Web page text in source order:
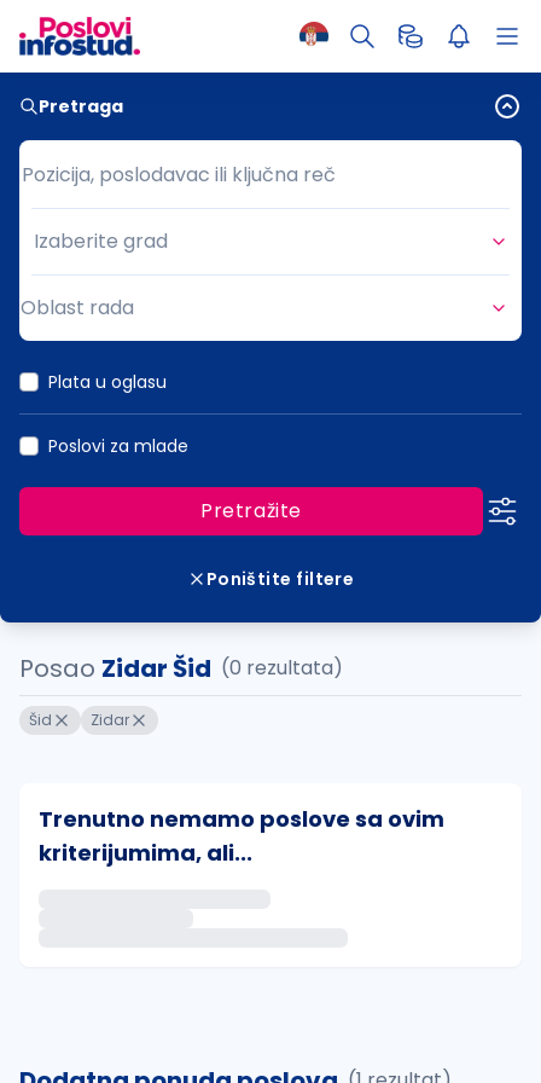
Pretraga
Pozicija, poslodavac ili ključna reč
Pozicija, poslodavac ili ključna reč
Grad
Izaberite grad
Oblast rada
Plata u oglasu
Poslovi za mlade
Pretražite
Poništite filtere
Posao Zidar Šid (0 rezultata)
Šid Zidar
Trenutno nemamo poslove sa ovim
kriterijumima, ali...